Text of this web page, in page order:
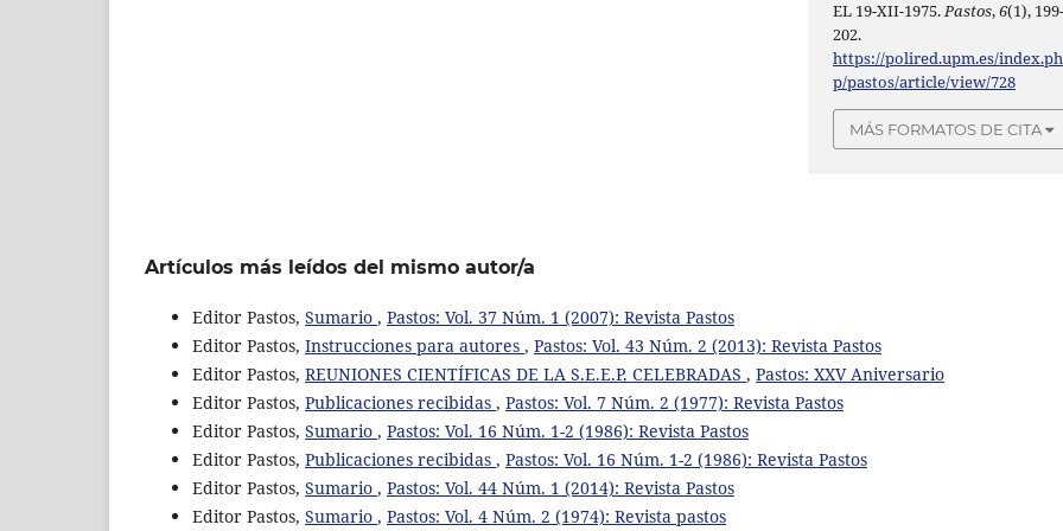
EL 19-XII-1975.Pastos,6(1), 199-
202.
https://polired.upm.es/index.ph
p/pastos/article/view/728
MÁS FORMATOS DE CITA
Artículos más leídos del mismo autor/a
Editor Pastos, Sumario , Pastos: Vol. 37 Núm. 1 (2007): Revista Pastos
Editor Pastos, Instrucciones para autores , Pastos: Vol. 43 Núm. 2 (2013): Revista Pastos
Editor Pastos, REUNIONES CIENTÍFICAS DE LA S.E.E.P. CELEBRADAS , Pastos: XXV Aniversario
Editor Pastos, Publicaciones recibidas , Pastos: Vol. 7 Núm. 2 (1977): Revista Pastos
Editor Pastos, Sumario , Pastos: Vol. 16 Núm. 1-2 (1986): Revista Pastos
Editor Pastos, Publicaciones recibidas , Pastos: Vol. 16 Núm. 1-2 (1986): Revista Pastos
Editor Pastos, Sumario , Pastos: Vol. 44 Núm. 1 (2014): Revista Pastos
Editor Pastos, Sumario , Pastos: Vol. 4 Núm. 2 (1974): Revista pastos